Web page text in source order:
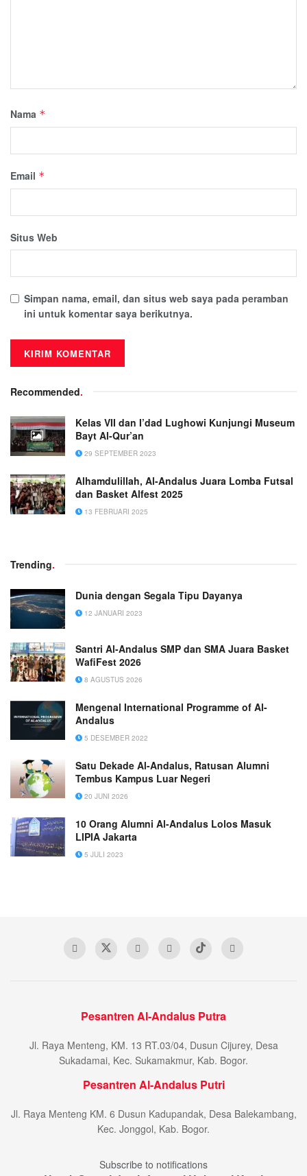
Nama *
Email *
Situs Web
Simpan nama, email, dan situs web saya pada peramban
ini untuk komentar saya berikutnya.
Recommended.
Kelas VII dan I’dad Lughowi Kunjungi Museum
Bayt Al-Qur’an
29 SEPTEMBER 2023
Alhamdulillah, Al-Andalus Juara Lomba Futsal
dan Basket Alfest 2025
13 FEBRUARI 2025
Trending.
Dunia dengan Segala Tipu Dayanya
12 JANUARI 2023
Santri Al-Andalus SMP dan SMA Juara Basket
WafiFest 2026
8 AGUSTUS 2026
Mengenal International Programme of Al-
Andalus
5 DESEMBER 2022
Satu Dekade Al-Andalus, Ratusan Alumni
Tembus Kampus Luar Negeri
20 JUNI 2026
10 Orang Alumni Al-Andalus Lolos Masuk
LIPIA Jakarta
5 JULI 2023
Pesantren Al-Andalus Putra
Jl. Raya Menteng, KM. 13 RT.03/04, Dusun Cijurey, Desa
Sukadamai, Kec. Sukamakmur, Kab. Bogor.
Pesantren Al-Andalus Putri
Jl. Raya Menteng KM. 6 Dusun Kadupandak, Desa Balekambang,
Kec. Jonggol, Kab. Bogor.
Subscribe to notifications